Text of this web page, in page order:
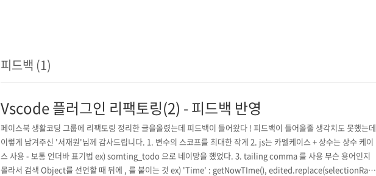
피드백 (1)
Vscode 플러그인 리팩토링(2) - 피드백 반영
페이스북 생활코딩 그룹에 리팩토링 정리한 글을올렸는데 피드백이 들어왔다 ! 피드백이 들어올줄 생각치도 못했는데
이렇게 남겨주신 '서재원'님께 감사드립니다. 1. 변수의 스코프를 최대한 작게 2. js는 카멜케이스 + 상수는 상수 케이
스 사용 - 보통 언더바 표기법 ex) somting_todo 으로 네이망을 했었다. 3. tailing comma 를 사용 무슨 용어인지
몰라서 검색 Object를 선언할 때 뒤에 , 를 붙이는 것 ex) 'Time' : getNowTIme(), edited.replace(selectionRang